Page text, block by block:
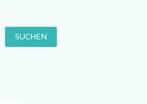
SUCHEN